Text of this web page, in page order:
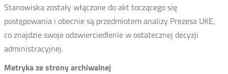
Stanowiska zostały włączone do akt toczącego się
postępowania i obecnie są przedmiotem analizy Prezesa UKE,
co znajdzie swoje odzwierciedlenie w ostatecznej decyzji
administracyjnej.
Metryka ze strony archiwalnej